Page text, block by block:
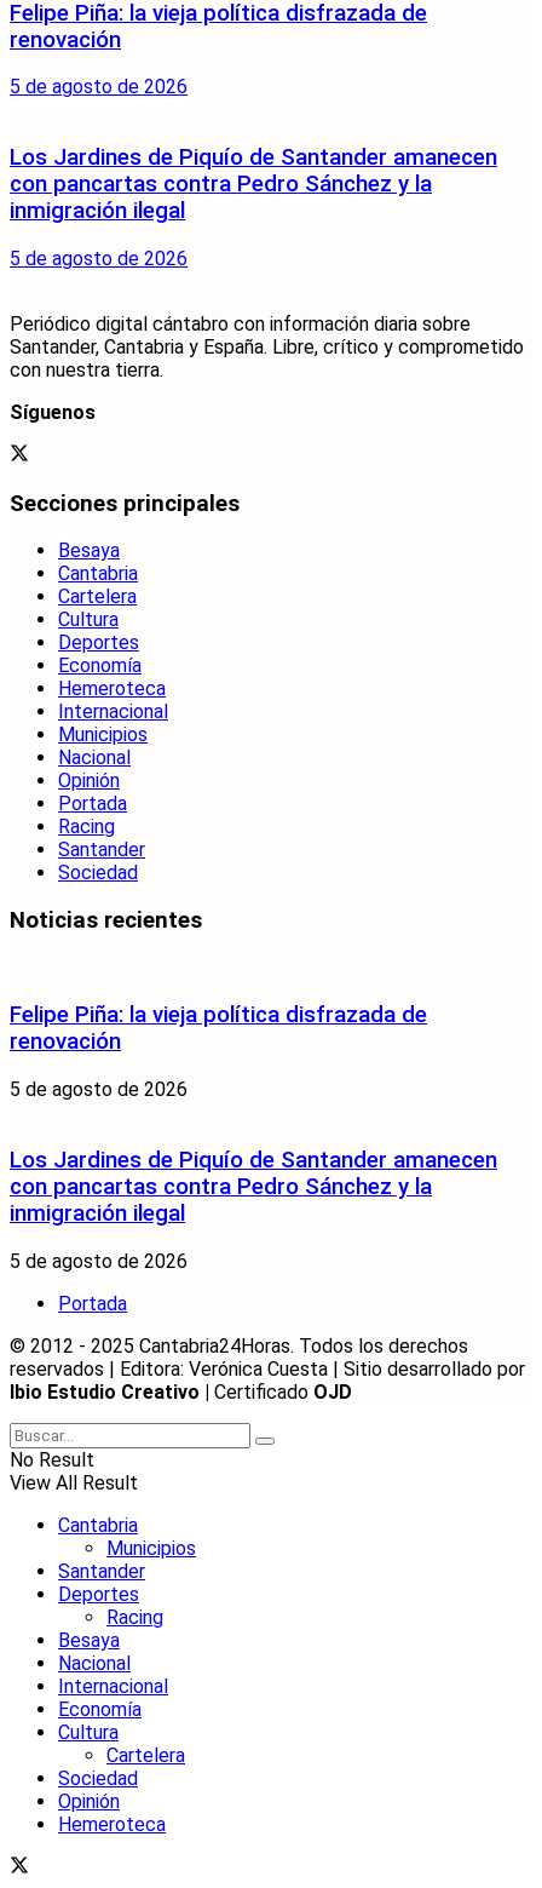
Felipe Piña: la vieja política disfrazada de
renovación
5 de agosto de 2026
Los Jardines de Piquío de Santander amanecen
con pancartas contra Pedro Sánchez y la
inmigración ilegal
5 de agosto de 2026
Periódico digital cántabro con información diaria sobre
Santander, Cantabria y España. Libre, crítico y comprometido
con nuestra tierra.
Síguenos
Secciones principales
Besaya
Cantabria
Cartelera
Cultura
Deportes
Economía
Hemeroteca
Internacional
Municipios
Nacional
Opinión
Portada
Racing
Santander
Sociedad
Noticias recientes
Felipe Piña: la vieja política disfrazada de
renovación
5 de agosto de 2026
Los Jardines de Piquío de Santander amanecen
con pancartas contra Pedro Sánchez y la
inmigración ilegal
5 de agosto de 2026
Portada
© 2012 - 2025 Cantabria24Horas. Todos los derechos
reservados | Editora: Verónica Cuesta | Sitio desarrollado por
Ibio Estudio Creativo | Certificado OJD
No Result
View All Result
Cantabria
Municipios
Santander
Deportes
Racing
Besaya
Nacional
Internacional
Economía
Cultura
Cartelera
Sociedad
Opinión
Hemeroteca